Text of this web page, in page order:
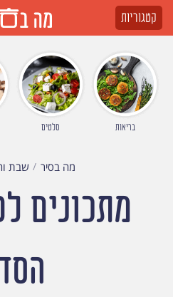
קטגוריות
בריאות סלטים
מה בסיר שבת
מתכונים